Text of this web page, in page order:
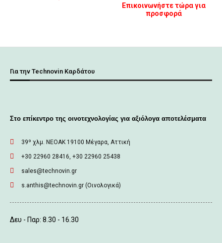
Επικοινωνήστε τώρα για
προσφορά
Για την Technovin Καρδάτου
Στο επίκεντρο της οινοτεχνολογίας για αξιόλογα αποτελέσματα
39º χλμ. ΝΕΟΑΚ 19100 Mέγαρα, Αττική
+30 22960 28416, +30 22960 25438
sales@technovin.gr
s.anthis@technovin.gr (Οινολογικά)
Δευ - Παρ: 8.30 - 16.30